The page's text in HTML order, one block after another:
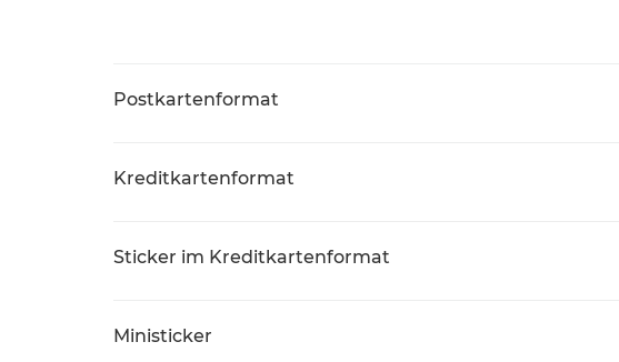
Postkartenformat
Kreditkartenformat
Sticker im Kreditkartenformat
Ministicker